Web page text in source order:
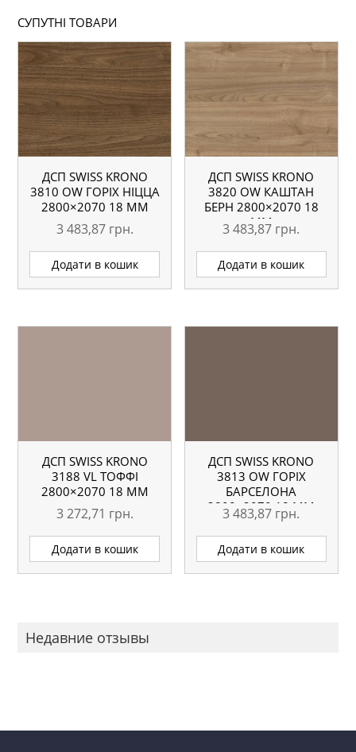
СУПУТНІ ТОВАРИ
ДСП SWISS KRONO
3810 OW ГОРІХ НІЦЦА
2800×2070 18 ММ
3 483,87 грн.
Додати в кошик
ДСП SWISS KRONO
3820 OW КАШТАН
БЕРН 2800×2070 18
ММ
3 483,87 грн.
Додати в кошик
ДСП SWISS KRONO
3188 VL ТОФФІ
2800×2070 18 ММ
3 272,71 грн.
Додати в кошик
ДСП SWISS KRONO
3813 OW ГОРІХ
БАРСЕЛОНА
2800×2070 18 ММ
3 483,87 грн.
Додати в кошик
Недавние отзывы